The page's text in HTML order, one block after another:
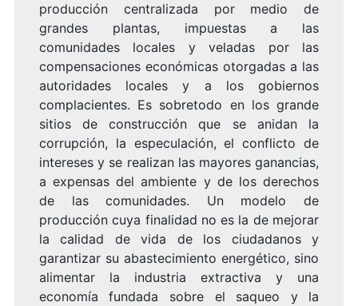
producción centralizada por medio de
grandes plantas, impuestas a las
comunidades locales y veladas por las
compensaciones económicas otorgadas a las
autoridades locales y a los gobiernos
complacientes. Es sobretodo en los grande
sitios de construcción que se anidan la
corrupción, la especulación, el conflicto de
intereses y se realizan las mayores ganancias,
a expensas del ambiente y de los derechos
de las comunidades. Un modelo de
producción cuya finalidad no es la de mejorar
la calidad de vida de los ciudadanos y
garantizar su abastecimiento energético, sino
alimentar la industria extractiva y una
economía fundada sobre el saqueo y la